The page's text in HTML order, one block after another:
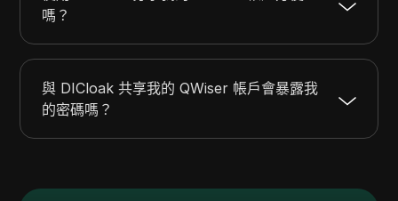
嗎？
與 DICloak 共享我的 QWiser 帳戶會暴露我
的密碼嗎？